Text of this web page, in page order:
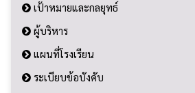
เป้าหมายและกลยุทธ์
ผู้บริหาร
แผนที่โรงเรียน
ระเบียบข้อบังคับ